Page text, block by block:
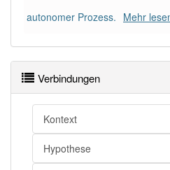
Wörter mit Endung -
90% unserer Spielapp-
korrekt erraten.
autonomer Prozess. Mehr
Verbindungen
Kontext
Hypothese